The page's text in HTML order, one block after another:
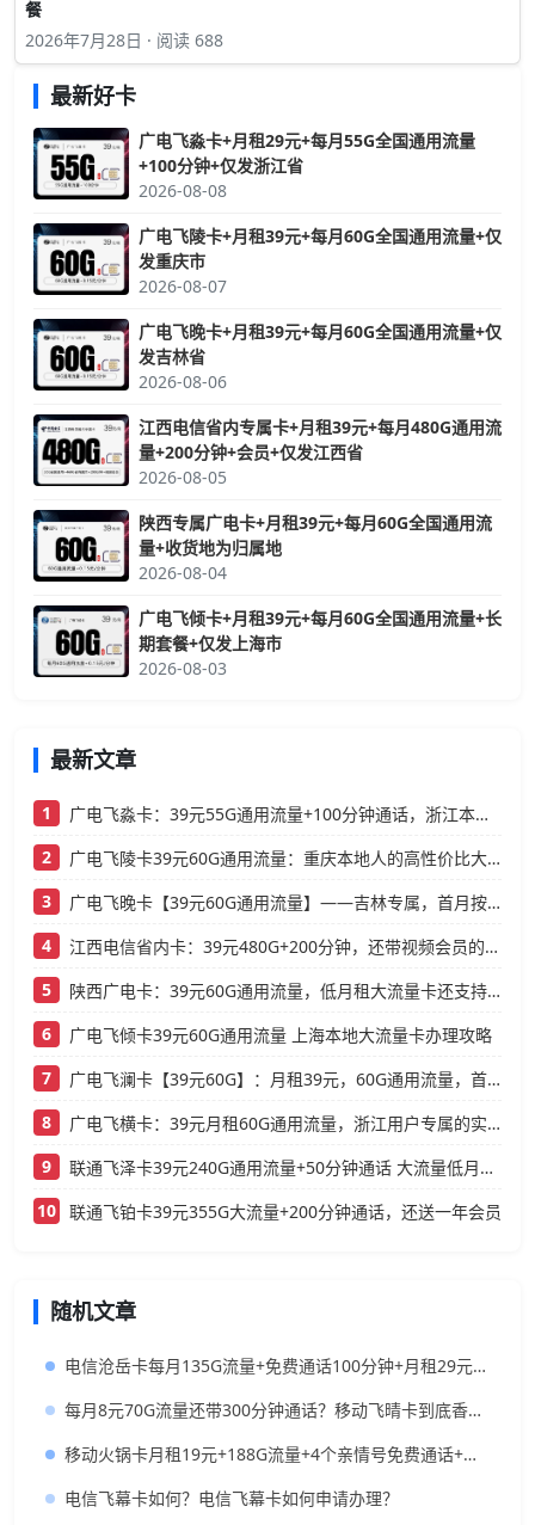
餐
2026年7月28日 · 阅读 688
最新好卡
广电飞淼卡+月租29元+每月55G全国通用流量
+100分钟+仅发浙江省
2026-08-08
广电飞陵卡+月租39元+每月60G全国通用流量+仅
发重庆市
2026-08-07
广电飞晚卡+月租39元+每月60G全国通用流量+仅
发吉林省
2026-08-06
江西电信省内专属卡+月租39元+每月480G通用流
量+200分钟+会员+仅发江西省
2026-08-05
陕西专属广电卡+月租39元+每月60G全国通用流
量+收货地为归属地
2026-08-04
广电飞倾卡+月租39元+每月60G全国通用流量+长
期套餐+仅发上海市
2026-08-03
最新文章
1
广电飞淼卡：39元55G通用流量+100分钟通话，浙江本地人的高性价比大流量卡推荐
2
广电飞陵卡39元60G通用流量：重庆本地人的高性价比大流量卡推荐
3
广电飞晚卡【39元60G通用流量】——吉林专属，首月按天折算，流量充足不踩坑
4
江西电信省内卡：39元480G+200分钟，还带视频会员的大流量卡
5
陕西广电卡：39元60G通用流量，低月租大流量卡还支持结转
6
广电飞倾卡39元60G通用流量 上海本地大流量卡办理攻略
7
广电飞澜卡【39元60G】：月租39元，60G通用流量，首月免费真香！
8
广电飞横卡：39元月租60G通用流量，浙江用户专属的实用型套餐
9
联通飞泽卡39元240G通用流量+50分钟通话 大流量低月租办理指南
10 联通飞铂卡39元355G大流量+200分钟通话，还送一年会员
随机文章
电信沧岳卡每月135G流量+免费通话100分钟+月租29元套餐长期有效
每月8元70G流量还带300分钟通话？移动飞晴卡到底香不香？
移动火锅卡月租19元+188G流量+4个亲情号免费通话+首月免租
电信飞幕卡如何？电信飞幕卡如何申请办理？